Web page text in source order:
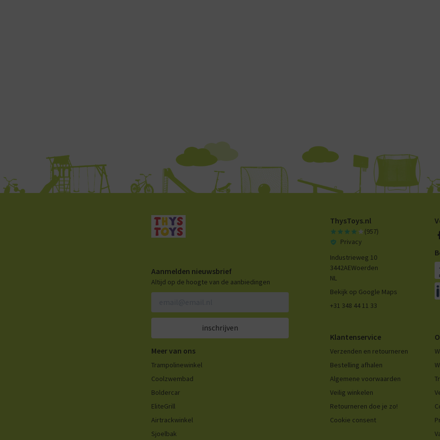
Aanmelden nieuwsbrief
Altijd op de hoogte van de aanbiedingen
inschrijven
Meer van ons
Trampolinewinkel
Coolzwembad
Boldercar
EliteGrill
Airtrackwinkel
Sjoelbak
ThysToys.nl
(957)
Privacy
Industrieweg 10
3442AEWoerden
NL
Bekijk op Google Maps
+31 348 44 11 33
Klantenservice
Verzenden en retourneren
Bestelling afhalen
Algemene voorwaarden
Veilig winkelen
Retourneren doe je zo!
Cookie consent